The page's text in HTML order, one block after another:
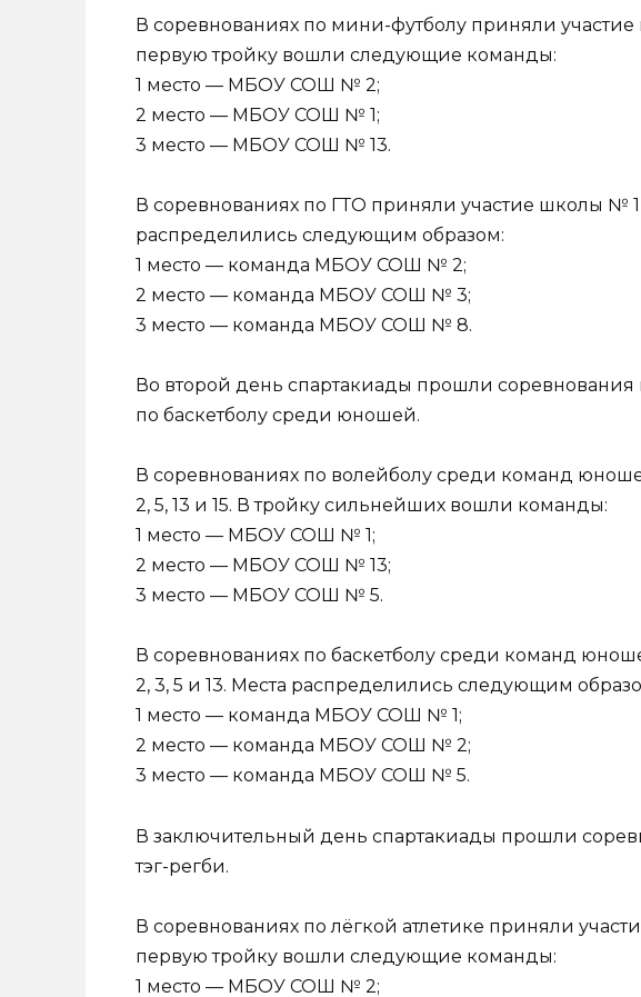
В соревнованиях по мини-футболу приняли участие
первую тройку вошли следующие команды:
1 место — МБОУ СОШ № 2;
2 место — МБОУ СОШ № 1;
3 место — МБОУ СОШ № 13.
В соревнованиях по ГТО приняли участие школы № 1,
распределились следующим образом:
1 место — команда МБОУ СОШ № 2;
2 место — команда МБОУ СОШ № 3;
3 место — команда МБОУ СОШ № 8.
Во второй день спартакиады прошли
по баскетболу среди юношей.
В соревнованиях по волейболу среди команд
2, 5, 13 и 15. В тройку сильнейших вошли команды:
1 место — МБОУ СОШ № 1;
2 место — МБОУ СОШ № 13;
3 место — МБОУ СОШ № 5.
В соревнованиях по баскетболу среди команд
2, 3, 5 и 13. Места распределились следующим
1 место — команда МБОУ СОШ № 1;
2 место — команда МБОУ СОШ № 2;
3 место — команда МБОУ СОШ № 5.
В заключительный день спартакиады прошли
тэг-регби.
В соревнованиях по лёгкой атлетике приняли
первую тройку вошли следующие команды:
1 место — МБОУ СОШ № 2;